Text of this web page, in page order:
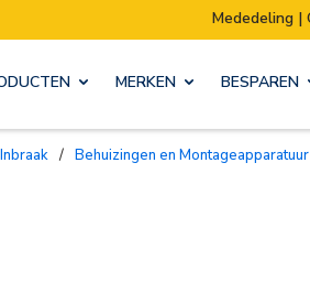
| Ons magazijn verhuist:
MERKEN BESPAREN
Inbraak / Behuizingen en Montageapparatuur